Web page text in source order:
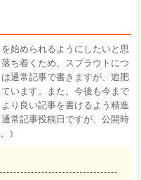
始められるようにしたいと思
ち着くため、スプラウトにつ
通常記事で書きますが、追肥
います。また、今後も今まで
り良い記事を書けるよう精進
常記事投稿日ですが、公開時
）